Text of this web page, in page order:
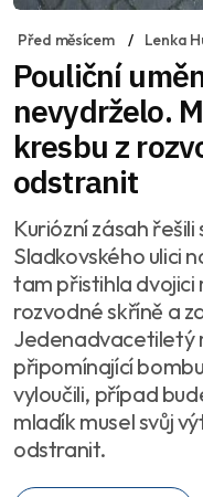
Před měsícem Lenka
Pouliční
nevydrželo.
kresbu z
odstranit
Kuriózní zásah
Sladkovského ulici
tam přistihla dvojici
rozvodné skříně a
Jedenadvacetiletý
připomínající
vyloučili, případ
mladík musel svůj
odstranit.